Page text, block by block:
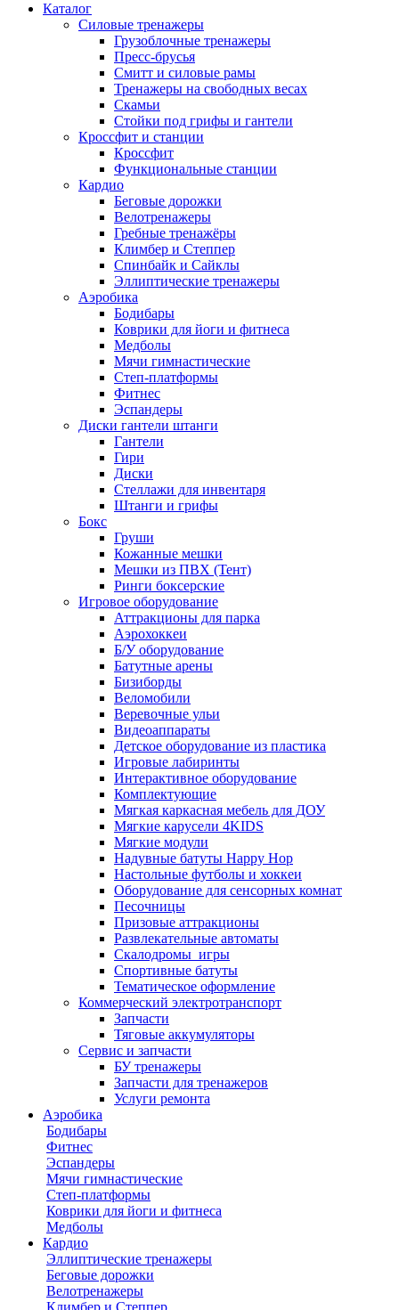
Каталог
Силовые тренажеры
Грузоблочные тренажеры
Пресс-брусья
Смитт и силовые рамы
Тренажеры на свободных весах
Скамьи
Стойки под грифы и гантели
Кроссфит и станции
Кроссфит
Функциональные станции
Кардио
Беговые дорожки
Велотренажеры
Гребные тренажёры
Климбер и Степпер
Спинбайк и Сайклы
Эллиптические тренажеры
Аэробика
Бодибары
Коврики для йоги и фитнеса
Медболы
Мячи гимнастические
Степ-платформы
Фитнес
Эспандеры
Диски гантели штанги
Гантели
Гири
Диски
Стеллажи для инвентаря
Штанги и грифы
Бокс
Груши
Кожанные мешки
Мешки из ПВХ (Тент)
Ринги боксерские
Игровое оборудование
Аттракционы для парка
Аэрохоккеи
Б/У оборудование
Батутные арены
Бизиборды
Веломобили
Веревочные ульи
Видеоаппараты
Детское оборудование из пластика
Игровые лабиринты
Интерактивное оборудование
Комплектующие
Мягкая каркасная мебель для ДОУ
Мягкие карусели 4KIDS
Мягкие модули
Надувные батуты Happy Hop
Настольные футболы и хоккеи
Оборудование для сенсорных комнат
Песочницы
Призовые аттракционы
Развлекательные автоматы
Скалодромы_игры
Спортивные батуты
Тематическое оформление
Коммерческий электротранспорт
Запчасти
Тяговые аккумуляторы
Сервис и запчасти
БУ тренажеры
Запчасти для тренажеров
Услуги ремонта
Аэробика
Бодибары
Фитнес
Эспандеры
Мячи гимнастические
Степ-платформы
Коврики для йоги и фитнеса
Медболы
Кардио
Эллиптические тренажеры
Беговые дорожки
Велотренажеры
Климбер и Степпер